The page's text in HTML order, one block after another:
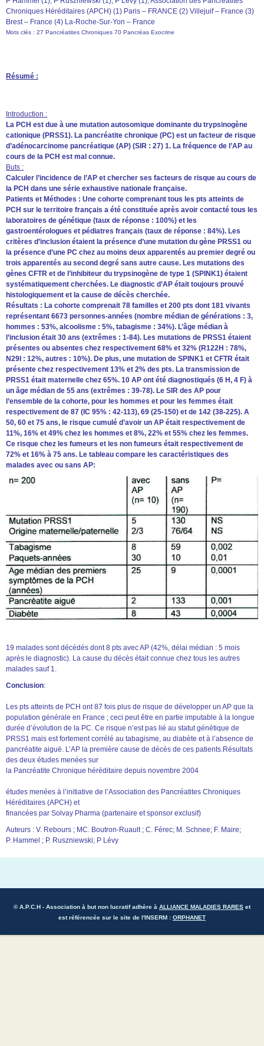
Chroniques Héréditaires (APCH) (1) Paris – FRANCE (2) Villejuif – France (3)
Brest – France (4) La-Roche-Sur-Yon – France
Mots clés : 27 Pancréatites Chroniques 70 Pancréas Exocrine
Résumé :
Introduction :
La PCH est due à une mutation autosomique dominante du trypsinogène
cationique (PRSS1). La pancréatite chronique (PC) est un facteur de risque
d’adénocarcinome pancréatique (AP) (SIR : 27) 1. La fréquence de l’AP au
cours de la PCH est mal connue.
Buts :
Calculer l’incidence de l’AP et chercher ses facteurs de risque au cours de
la PCH dans une série exhaustive nationale française.
Patients et Méthodes : Une cohorte comprenant tous les pts atteints de
PCH sur le territoire français a été constituée après avoir contacté tous les
laboratoires de génétique (taux de réponse : 100%) et les
gastroentérologues et pédiatres français (taux de réponse : 84%). Les
critères d’inclusion étaient la présence d’une mutation du gène PRSS1 ou
la présence d’une PC chez au moins deux apparentés au premier degré ou
trois apparentés au second degré sans autre cause. Les mutations des
gènes CFTR et de l’inhibiteur du trypsinogène de type 1 (SPINK1) étaient
systématiquement cherchées. Le diagnostic d’AP était toujours prouvé
histologiquement et la cause de décès cherchée.
Résultats : La cohorte comprenait 78 familles et 200 pts dont 181 vivants
représentant 6673 personnes-années (nombre médian de générations : 3,
hommes : 53%, alcoolisme : 5%, tabagisme : 34%). L’âge médian à
l’inclusion était 30 ans (extrêmes : 1-84). Les mutations de PRSS1 étaient
présentes ou absentes chez respectivement 68% et 32% (R122H : 78%,
N29I : 12%, autres : 10%). De plus, une mutation de SPINK1 et CFTR était
présente chez respectivement 13% et 2% des pts. La transmission de
PRSS1 était maternelle chez 65%. 10 AP ont été diagnostiqués (6 H, 4 F) à
un âge médian de 55 ans (extrêmes : 39-78). Le SIR des AP pour
l’ensemble de la cohorte, pour les hommes et pour les femmes était
respectivement de 87 (IC 95% : 42-113), 69 (25-150) et de 142 (38-225). A
50, 60 et 75 ans, le risque cumulé d’avoir un AP était respectivement de
11%, 16% et 49% chez les hommes et 8%, 22% et 55% chez les femmes.
Ce risque chez les fumeurs et les non fumeurs était respectivement de
72% et 16% à 75 ans. Le tableau compare les caractéristiques des
malades avec ou sans AP:
19 malades sont décédés dont 8 pts avec AP (42%, délai médian : 5 mois
après le diagnostic). La cause du décès était connue chez tous les autres
malades sauf 1.
Conclusion:
Les pts atteints de PCH ont 87 fois plus de risque de développer un AP que la
population générale en France ; ceci peut être en partie imputable à la longue
durée d’évolution de la PC. Ce risque n’est pas lié au statut génétique de
PRSS1 mais est fortement corrélé au tabagisme, au diabète et à l’absence de
pancréatite aiguë. L’AP la première cause de décès de ces patients.Résultats
des deux études menées sur
la Pancréatite Chronique héréditaire depuis novembre 2004
études menées à l’initiative de l’Association des Pancréatites Chroniques
Héréditaires (APCH) et
financées par Solvay Pharma (partenaire et sponsor exclusif)
Auteurs : V. Rebours ; MC. Boutron-Ruault ; C. Férec; M. Schnee; F. Maire;
P. Hammel ; P. Ruszniewski; P Lévy
© A.P.C.H - Association à but non lucratif adhère à ALLIANCE MALADIES RARES et
est référencée sur le site de l'INSERM : ORPHANET